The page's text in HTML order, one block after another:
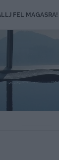
FEL MAGASRA!